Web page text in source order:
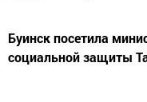
Буинск посетила
социальной защиты